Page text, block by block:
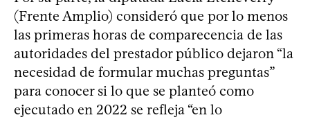
(Frente Amplio) consideró que por lo menos
las primeras horas de comparecencia de las
autoridades del prestador público dejaron “la
necesidad de formular muchas preguntas”
para conocer si lo que se planteó como
ejecutado en 2022 se refleja “en lo